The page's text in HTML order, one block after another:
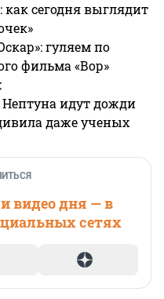
как сегодня выглядит
гуляем по
фильма «Вор»
идут дожди
даже ученых
видео дня — в
сетях